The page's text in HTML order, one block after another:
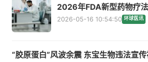
2026年FDA新型药物疗
2026-05-16 10:54:50 环球医讯
“胶原蛋白”风波余震 东宝生物违法宣